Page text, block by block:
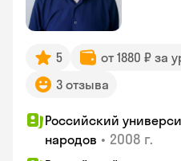
5 от 1880 ₽ за
3 отзыва
Российский
народов • 2008 г.